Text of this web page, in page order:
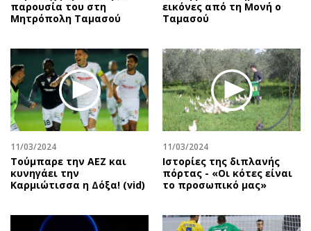
Θέατρο-Χορός
Εικαστικά
Βιβλίο
Χειρόγραφα
Podcasts
Προσφορές
Προσωπικότητες στην ''Κ''
Επιστολές
παρουσία του στη
Μητρόπολη Ταμασού
εικόνες από τη Μονή ο
Ταμασού
11/03/2024
Τούμπαρε την ΑΕΖ και
κυνηγάει την
Καρμιώτισσα η Δόξα! (vid)
11/03/2024
Ιστορίες της διπλανής
πόρτας - «Οι κότες είναι
το προσωπικό μας»